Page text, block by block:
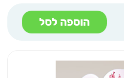
הוספה לסל